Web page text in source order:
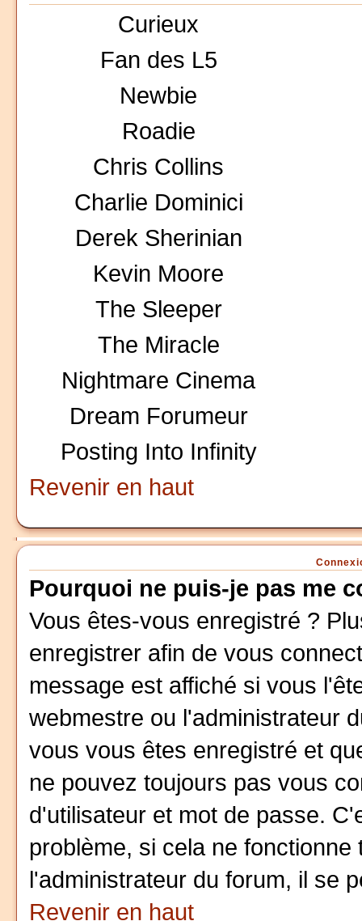
Curieux
Fan des L5
Newbie
Roadie
Chris Collins
Charlie Dominici
Derek Sherinian
Kevin Moore
The Sleeper
The Miracle
Nightmare Cinema
Dream Forumeur
Posting Into Infinity
Revenir en haut
Pourquoi ne puis-je pas me
Vous êtes-vous enregistré ?
enregistrer afin de vous
message est affiché si vous
webmestre ou l'administrateur
vous vous êtes enregistré et
ne pouvez toujours pas vous
d'utilisateur et mot de passe.
problème, si cela ne
l'administrateur du forum, il se
Revenir en haut